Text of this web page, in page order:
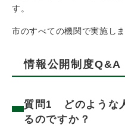
す。
市のすべての機関で実施しま
情報公開制度Q&A
質問1 どのような
るのですか？